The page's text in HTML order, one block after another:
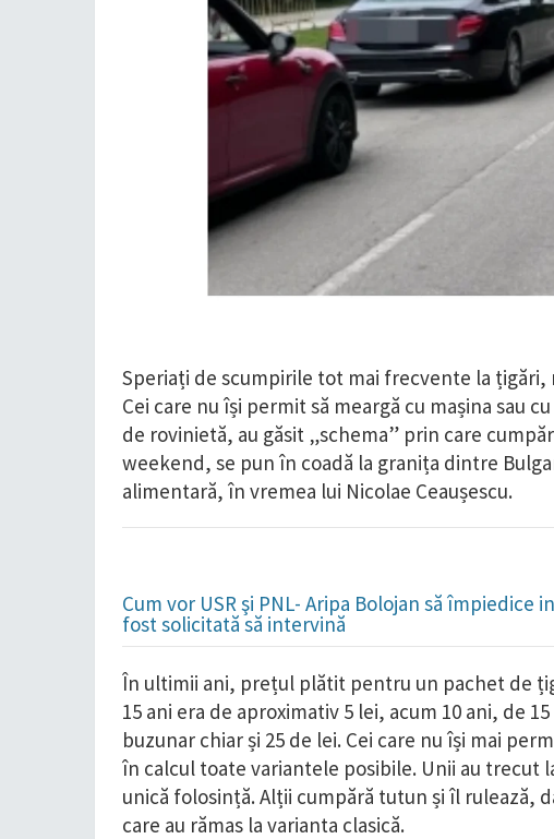
Speriați de scumpirile tot mai frecvente la țigări,
Cei care nu își permit să meargă cu mașina sau
de rovinietă, au găsit „schema” prin care
weekend, se pun în coadă la granița dintre
alimentară, în vremea lui Nicolae Ceaușescu.
Cum vor USR şi PNL- Aripa Bolojan să împiedice
fost solicitată să intervină
În ultimii ani, prețul plătit pentru un pachet de
15 ani era de aproximativ 5 lei, acum 10 ani, de
buzunar chiar și 25 de lei. Cei care nu își mai
în calcul toate variantele posibile. Unii au trecut
unică folosință. Alții cumpără tutun și îl rulează,
care au rămas la varianta clasică.